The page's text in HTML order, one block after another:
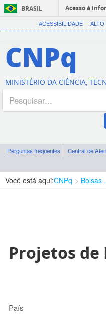
BRASIL
Acesso à
ACESSIBILIDADE ALTO
CNPq
MINISTÉRIO DA CIÊNCIA,
Perguntas frequentes Central de
Você está aqui:CNPq
Projetos de
País